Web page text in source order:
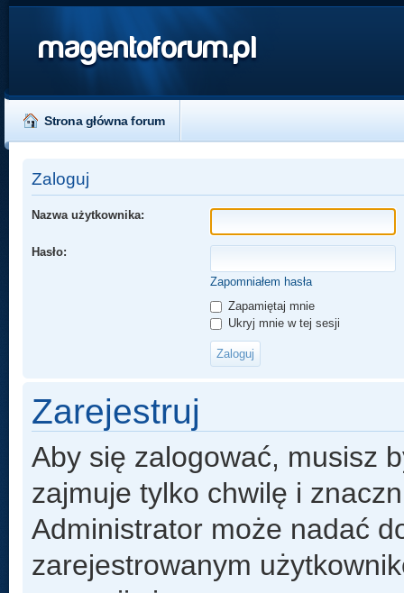
magentoforum.pl
Strona główna forum
Zaloguj
Nazwa użytkownika:
Hasło:
Zapomniałem hasła
Zapamiętaj mnie
Ukryj mnie w tej sesji
Zarejestruj
Aby się zalogować, musisz
zajmuje tylko chwilę i
Administrator może nadać
zarejestrowanym